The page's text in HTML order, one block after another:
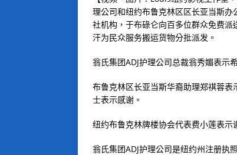
理公司和纽约布鲁克林区区长亚当斯办
社机构，于布碌仑向百多位群众免费
汗为民众服务搬运货物分批派发。
翁氏集团ADJ护理公司总裁翁秀媚表示
布鲁克林区长亚当斯华裔助理郑祺蓉
士表示感谢。
纽约布鲁克林牌楼协会代表费小莲表示
翁氏集团ADJ护理公司是纽约州注册执